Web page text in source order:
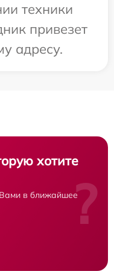
техники
привезет
адресу.
хотите
в ближайшее?